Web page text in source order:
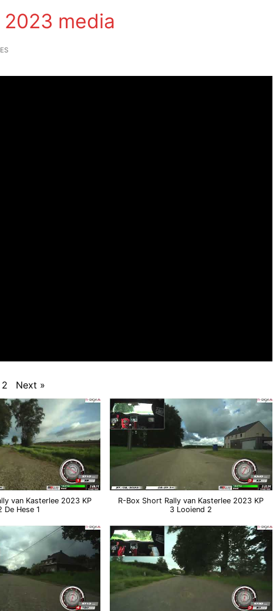
media
2 Next »
van Kasterlee 2023 KP
De Hese 1
R-Box Short Rally van Kasterlee 2023 KP
3 Looiend 2